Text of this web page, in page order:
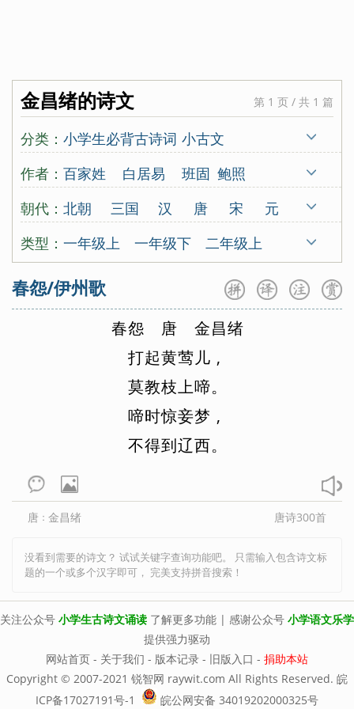
金昌绪的诗文 第 1 页 / 共 1 篇
分类： 小学生必背古诗词 小古文
唐诗三百首 宋词三百首
古诗十九首
作者： 百家姓 白居易 班固 鲍照
北朝民歌
蔡伸 曹操 曹丕 曹勋
陈东甫
程垓 陈亮 陈陶 陈与义
陈子昂
戴复古
戴叔伦
杜甫 杜牧 杜秋娘
归有光 顾况
韩愈 韩元吉
贺铸 侯蒙 皇甫冉
皇甫松
黄庭坚
金昌绪
纪昀 孔子 寇准 李白
李重元
郦道元 李端 列子
李好古
李贺 李璟 李隆基
李密
林逋 林升 李频 李颀 李峤 李清照
李商隐
李绅 李斯 刘长卿
朝代： 北朝 三国 汉 唐 宋
元
清 古代 五代
南朝
先秦
秦 东晋 西晋 近代
类型： 一年级上 一年级下
二年级上
四年级上
五年级上
五年级下
六年级上
六年级下
唐诗300首
宋词300首
咏物言志
羁旅思乡
边塞征战
山水田园
小古文100
百家姓
八年级上
八年级下
九年级上
九年级下
高二上册
高二下册 高三全册
春怨/伊州歌
春怨 唐 金昌绪
打起黄莺儿 ,
莫教枝上啼。
啼时惊妾梦 ,
不得到辽西。
唐 ： 金昌绪 唐诗300首
没看到需要的诗文？ 试试关键字查询功能吧。 只需输入包含诗文标
题的一个或多个汉字即可， 完美支持拼音搜索！
关注公众号 小学生古诗文诵读 了解更多功能 | 感谢公众号 小学语文乐学
提供强力驱动
网站首页 - 关于我们 - 版本记录 - 旧版入口 - 捐助本站
Copyright © 2007-2021 锐智网 raywit.com All Rights Reserved. 皖
ICP备17027191号-1
皖公网安备 34019202000325号